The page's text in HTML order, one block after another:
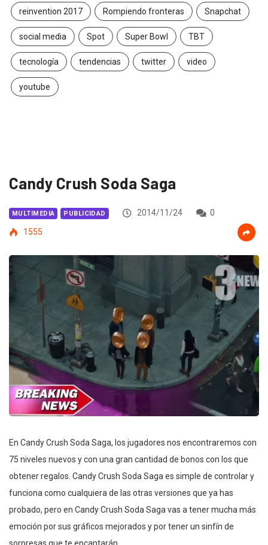
reinvention 2017 Rompiendo fronteras Snapchat
social media Spot Super Bowl TBT
tecnología tendencias twitter video
youtube
Candy Crush Soda Saga
MULTIMEDIA PUBLICIDAD 2014/11/24
0
1555
En Candy Crush Soda Saga, los jugadores nos encontraremos con
75 niveles nuevos y con una gran cantidad de bonos con los que
obtener regalos. Candy Crush Soda Saga es simple de controlar y
funciona como cualquiera de las otras versiones que ya has
probado, pero en Candy Crush Soda Saga vas a tener mucha más
emoción por sus gráficos mejorados y por tener un sinfín de